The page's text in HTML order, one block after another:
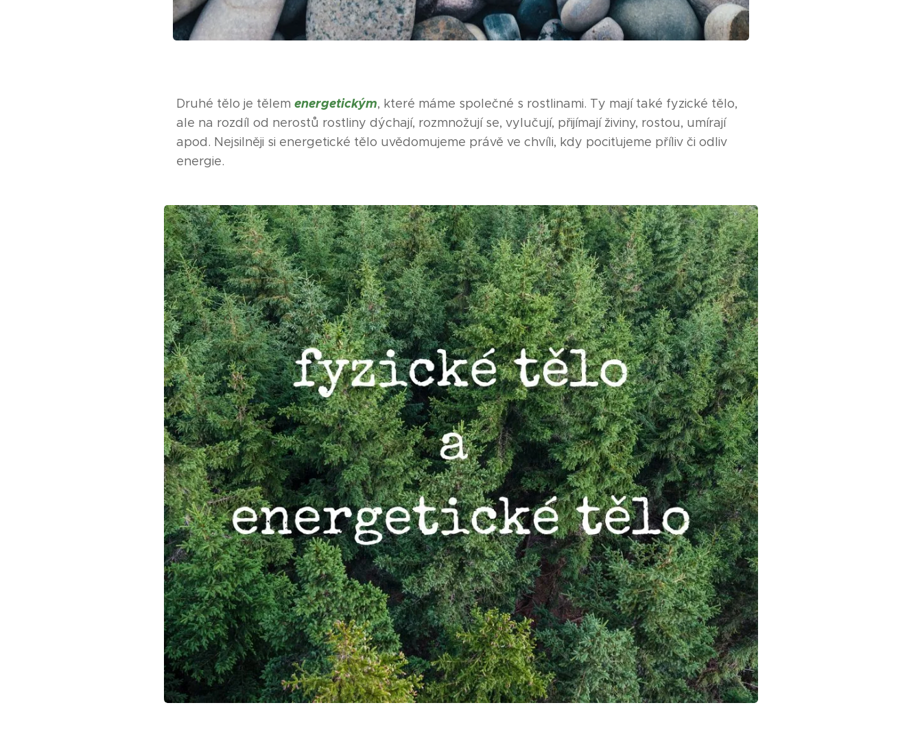
Druhé tělo je tělem energetickým, které máme společné s rostlinami. Ty mají také fyzické tělo,
ale na rozdíl od nerostů rostliny dýchají, rozmnožují se, vylučují, přijímají živiny, rostou, umírají
apod. Nejsilněji si energetické tělo uvědomujeme právě ve chvíli, kdy pociťujeme příliv či odliv
energie.